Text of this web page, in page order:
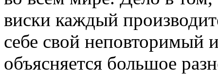
виски каждый
себе свой неповторимый
объясняется большое